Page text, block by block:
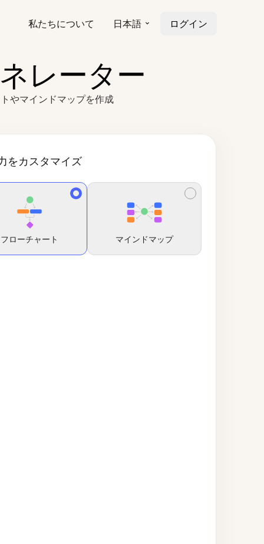
私たちについて 日本語 ログイン
レーター
やマインドマップを作成
をカスタマイズ
フローチャート マインドマップ